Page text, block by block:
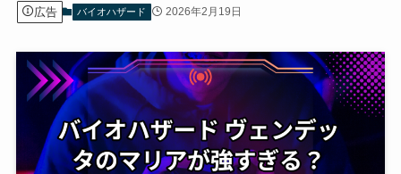
広告 バイオハザード 2026年2月19日